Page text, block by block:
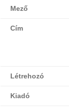
Mező
Cím
Létrehozó
Kiadó